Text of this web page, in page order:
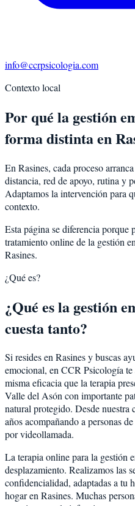
info@ccrpsicologia.com
Contexto local
Por qué la gestión
forma distinta en
En Rasines, cada proceso
distancia, red de apoyo, rutina y
Adaptamos la intervención para
contexto.
Esta página se diferencia porque
tratamiento online de la gestión
Rasines.
¿Qué es?
¿Qué es la gestión
cuesta tanto?
Si resides en Rasines y buscas
emocional, en CCR Psicología
misma eficacia que la terapia
Valle del Asón con importante
natural protegido. Desde nuestra
años acompañando a personas
por videollamada.
La terapia online para la gestión
desplazamiento. Realizamos las
confidencialidad, adaptadas a tu
hogar en Rasines. Muchas